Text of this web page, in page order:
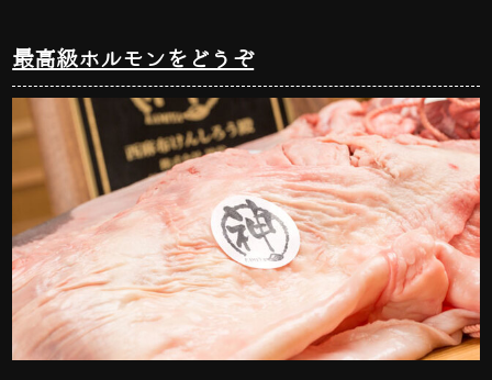
最高級ホルモンをどうぞ